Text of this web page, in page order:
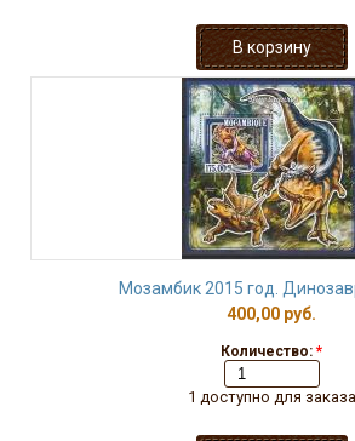
Мозамбик 2015 год.
400,00 руб.
Количество: *
1 доступно для заказа